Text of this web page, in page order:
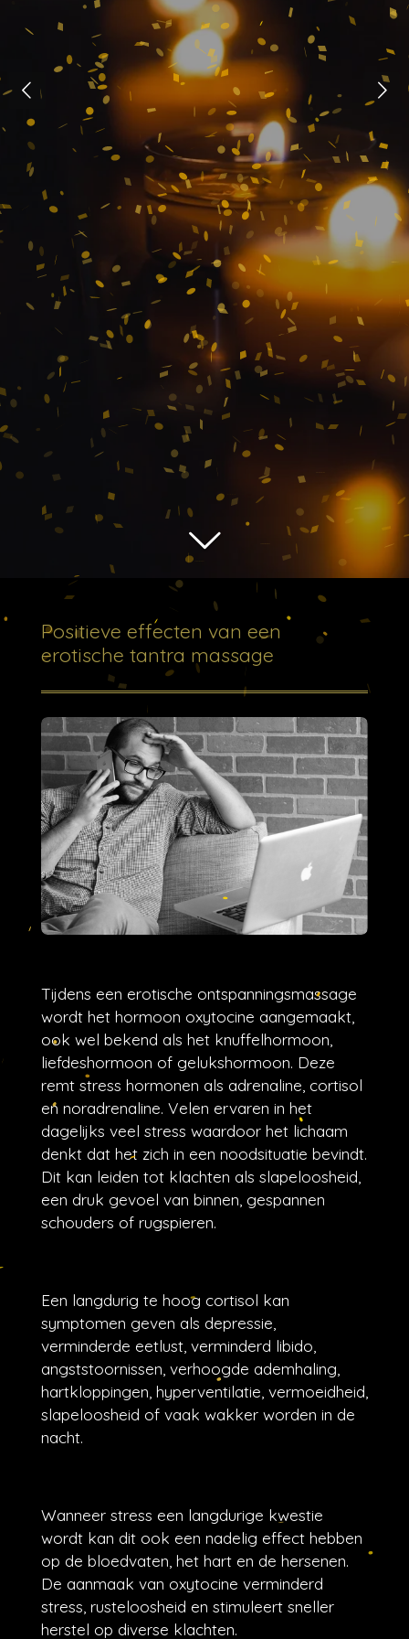
Positieve effecten van een
erotische tantra massage
Tijdens een erotische ontspanningsmassage
wordt het hormoon oxytocine aangemaakt,
ook wel bekend als het knuffelhormoon,
liefdeshormoon of gelukshormoon. Deze
remt stress hormonen als adrenaline, cortisol
en noradrenaline. Velen ervaren in het
dagelijks veel stress waardoor het lichaam
denkt dat het zich in een noodsituatie bevindt.
Dit kan leiden tot klachten als slapeloosheid,
een druk gevoel van binnen, gespannen
schouders of rugspieren.
Een langdurig te hoog cortisol kan
symptomen geven als depressie,
verminderde eetlust, verminderd libido,
angststoornissen, verhoogde ademhaling,
hartkloppingen, hyperventilatie, vermoeidheid,
slapeloosheid of vaak wakker worden in de
nacht.
Wanneer stress een langdurige kwestie
wordt kan dit ook een nadelig effect hebben
op de bloedvaten, het hart en de hersenen.
De aanmaak van oxytocine verminderd
stress, rusteloosheid en stimuleert sneller
herstel op diverse klachten.